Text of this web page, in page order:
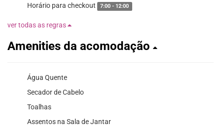
Horário para checkout 7:00 - 12:00
ver todas as regras
Amenities da acomodação
Água Quente
Secador de Cabelo
Toalhas
Assentos na Sala de Jantar